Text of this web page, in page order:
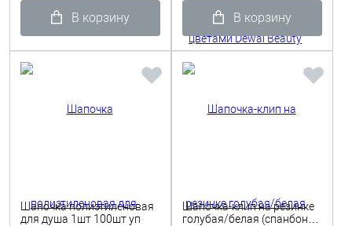
В корзину В корзину
Шапочка полиэтиленовая
для душа 1шт 100шт уп
Шапочка-клип на резинке
голубая/белая (спанбонд